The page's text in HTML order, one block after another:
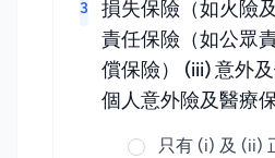
3
損失保險（如火險
責任保險（如公眾
償保險） (iii) 意外
個人意外險及醫療保
只有 (i) 及 (ii)